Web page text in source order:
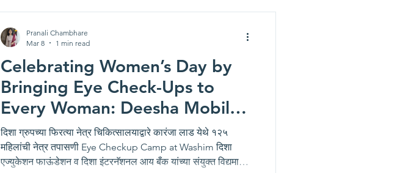
Celebrating Women’s Day by
Bringing Eye Check-Ups to
Every Woman: Deesha Mobile
Eye Care Unit at Karanja Lad
दिशा ग्रुपच्या फिरत्या नेत्र चिकित्सालयाद्वारे कारंजा लाड येथे १२५
महिलांची नेत्र तपासणी Eye Checkup Camp at Washim दिशा
एज्युकेशन फाऊंडेशन व दिशा इंटरनॅशनल आय बँक यांच्या संयुक्त विद्यमाने
Pranali Chambhare
Mar 8
1 min read